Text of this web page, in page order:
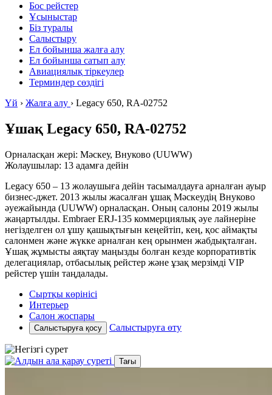
Бос рейстер
Ұсыныстар
Біз туралы
Салыстыру
Ел бойынша жалға алу
Ел бойынша сатып алу
Авиациялық тіркеулер
Терминдер сөздігі
Үй › Жалға алу › Legacy 650, RA-02752
Ұшақ Legacy 650, RA-02752
Орналасқан жері: Мәскеу, Внуково (UUWW)
Жолаушылар: 13 адамға дейін
Legacy 650 – 13 жолаушыға дейін тасымалдауға арналған ауыр
бизнес-джет. 2013 жылы жасалған ұшақ Мәскеудің Внуково
әуежайында (UUWW) орналасқан. Оның салоны 2019 жылы
жаңартылды. Embraer ERJ-135 коммерциялық әуе лайнеріне
негізделген ол ұшу қашықтығын кеңейтіп, кең, қос аймақты
салонмен және жүкке арналған кең орынмен жабдықталған.
Ұшақ жұмысты аяқтау маңызды болған кезде корпоративтік
делегациялар, отбасылық рейстер және ұзақ мерзімді VIP
рейстер үшін таңдалады.
Сыртқы көрінісі
Интерьер
Салон жоспары
Салыстыруға қосу Салыстыруға өту
Тағы